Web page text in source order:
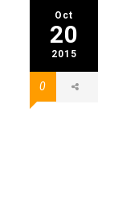
Oct
20
2015
0